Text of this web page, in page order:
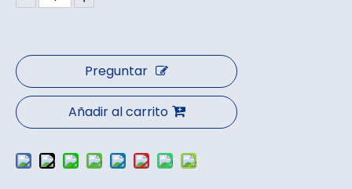
Preguntar
Añadir al carrito